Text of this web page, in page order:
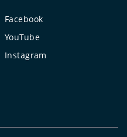
Facebook
YouTube
Instagram